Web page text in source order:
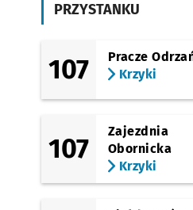
(Oławska)
(pl. Powstańców Warszawy)
Urząd Wojewódzki
Most Grunwaldzki
(rondo Reagana)
Pl. Grunwaldzki Pn/A
PRZYSTANKU
107
Pracze
Krzyki
107
Zajezdnia
Obornicka
Krzyki